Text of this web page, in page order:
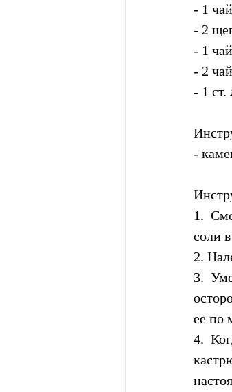
- 1
- 2
- 1
- 2
- 1 ст.
-
1.
соли
2.
3.
ее по
4.